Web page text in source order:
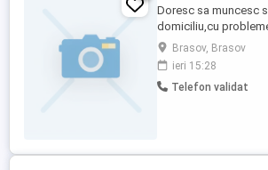
Doresc sa muncesc
domiciliu,cu
Am experienta
medicamente. Cerere
Brasov, Brasov
ieri 15:28
Telefon validat